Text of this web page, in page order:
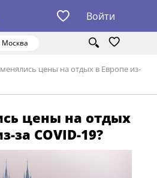
Войти
Москва
цены на отдых в Европе из-
цены на отдых
за COVID-19?